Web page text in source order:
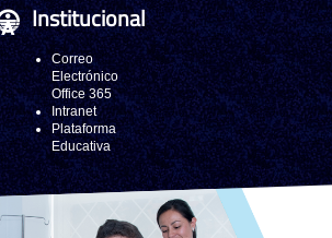
Institucional
Correo
Electrónico
Office 365
Intranet
Plataforma
Educativa